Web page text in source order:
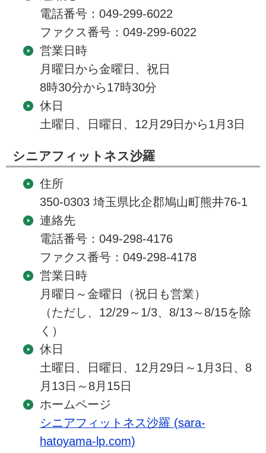
電話番号：049-299-6022
ファクス番号：049-299-6022
営業日時
月曜日から金曜日、祝日
8時30分から17時30分
休日
土曜日、日曜日、12月29日から1月3日
シニアフィットネス沙羅
住所
350-0303 埼玉県比企郡鳩山町熊井76-1
連絡先
電話番号：049-298-4176
ファクス番号：049-298-4178
営業日時
月曜日～金曜日（祝日も営業）
（ただし、12/29～1/3、8/13～8/15を除
く）
休日
土曜日、日曜日、12月29日～1月3日、8
月13日～8月15日
ホームページ
シニアフィットネス沙羅 (sara-
hatoyama-lp.com)